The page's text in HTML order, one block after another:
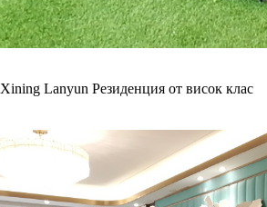
Xining Lanyun Резиденция от висок клас